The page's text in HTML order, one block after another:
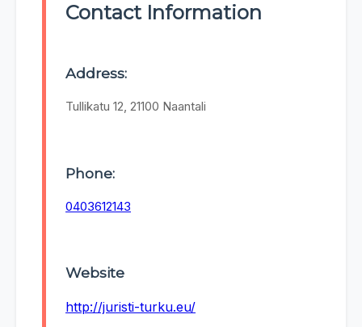
Contact Information
Address:
Tullikatu 12, 21100 Naantali
Phone:
0403612143
Website
http://juristi-turku.eu/